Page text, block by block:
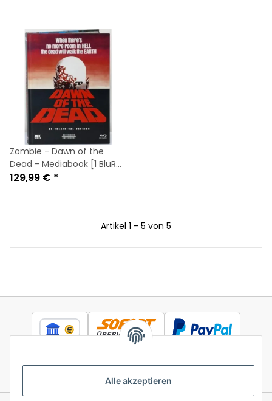
Alle akzeptieren
Zombie - Dawn of the
Dead - Mediabook [1 BluRay
+ 2 DVDs] TOP Zustand
129,99 € *
Artikel 1 - 5 von 5